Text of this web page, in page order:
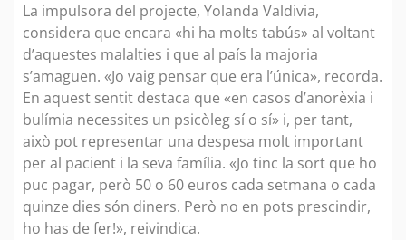
La impulsora del projecte, Yolanda Valdivia,
considera que encara «hi ha molts tabús» al voltant
d’aquestes malalties i que al país la majoria
s’amaguen. «Jo vaig pensar que era l’única», recorda.
En aquest sentit destaca que «en casos d’anorèxia i
bulímia necessites un psicòleg sí o sí» i, per tant,
això pot representar una despesa molt important
per al pacient i la seva família. «Jo tinc la sort que ho
puc pagar, però 50 o 60 euros cada setmana o cada
quinze dies són diners. Però no en pots prescindir,
ho has de fer!», reivindica.